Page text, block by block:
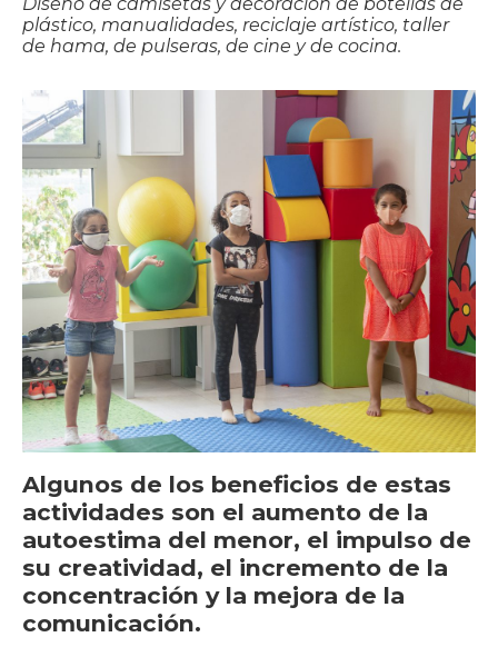
plástico, manualidades, reciclaje artístico, taller
de hama, de pulseras, de cine y de cocina.
Algunos de los beneficios de estas
actividades son el aumento de la
autoestima del menor, el impulso de
su creatividad, el incremento de la
concentración y la mejora de la
comunicación.